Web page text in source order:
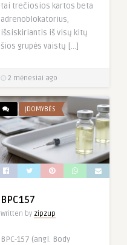
tai trečiosios kartos beta
adrenoblokatorius,
išsiskiriantis iš visų kitų
šios grupės vaistų […]
2 mėnesiai ago
ĮDOMYBĖS
BPC157
Written by zipzup
BPC-157 (angl. Body